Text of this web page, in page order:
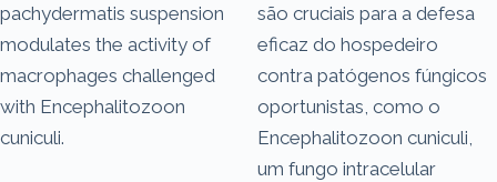
pachydermatis suspension
modulates the activity of
macrophages challenged
with Encephalitozoon
cuniculi.
são cruciais para a defesa
eficaz do hospedeiro
contra patógenos fúngicos
oportunistas, como o
Encephalitozoon cuniculi,
um fungo intracelular